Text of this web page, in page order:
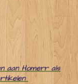
aan Homerr als